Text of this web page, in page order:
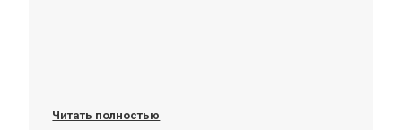
Читать полностью